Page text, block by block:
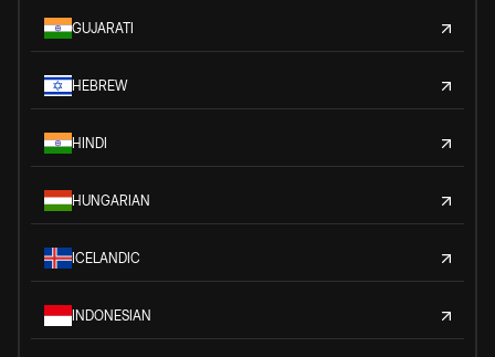
GUJARATI
HEBREW
HINDI
HUNGARIAN
ICELANDIC
INDONESIAN